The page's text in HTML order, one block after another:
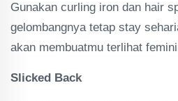
Gunakan curling iron dan hair
gelombangnya tetap stay
akan membuatmu terlihat
Slicked Back